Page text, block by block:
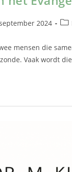
2024
mensen die
Vaak wordt